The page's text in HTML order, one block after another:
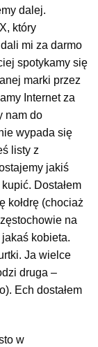
dalej.
który
mi za darmo
spotykamy się
marki przez
Internet za
nam do
wypada się
listy z
jakiś
Dostałem
kołdrę (chociaż
na
kobieta.
Ja wielce
druga –
Ech dostałem
w